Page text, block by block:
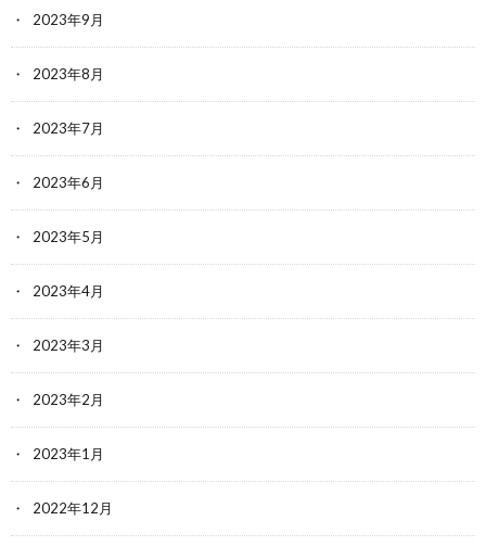
2023年9月
2023年8月
2023年7月
2023年6月
2023年5月
2023年4月
2023年3月
2023年2月
2023年1月
2022年12月